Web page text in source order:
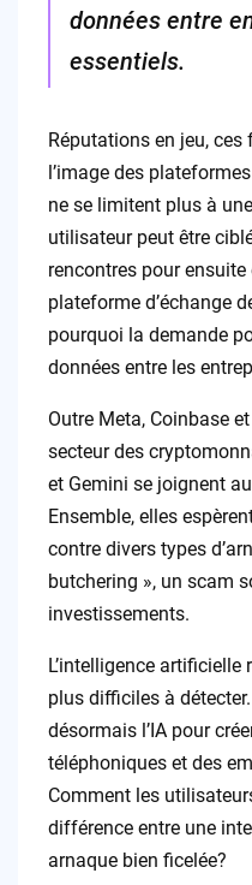
données entre
essentiels.
Réputations en jeu,
l’image des
ne se limitent plus à
utilisateur peut être
rencontres pour
plateforme d’échange
pourquoi la demande
données entre les
Outre Meta, Coinbase
secteur des
et Gemini se joignent
Ensemble, elles
contre divers types
butchering », un scam
investissements.
L’intelligence
plus difficiles à
désormais l’IA pour
téléphoniques et des
Comment les
différence entre une
arnaque bien ficelée?